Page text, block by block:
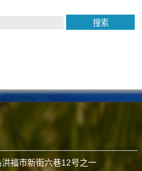
福市新街六巷12号之一